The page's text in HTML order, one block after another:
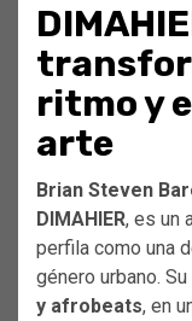
ritmo y
arte
Brian Steven
DIMAHIER, es un
perfila como una
género urbano.
y afrobeats, en